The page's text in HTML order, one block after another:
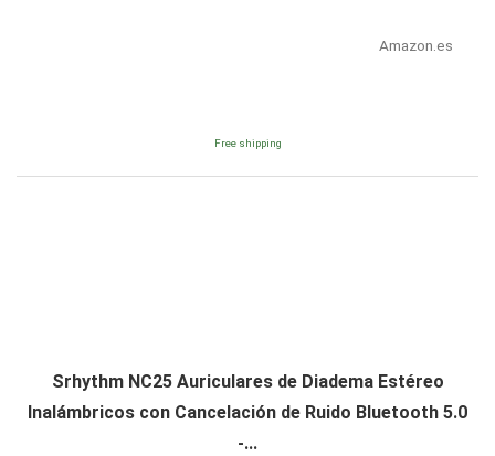
Amazon.es
Free shipping
Srhythm NC25 Auriculares de Diadema Estéreo
Inalámbricos con Cancelación de Ruido Bluetooth 5.0
-...